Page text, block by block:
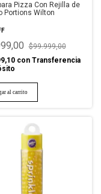
Pizza Con Rejilla de
Portions Wilton
$99.999,00
con Transferencia